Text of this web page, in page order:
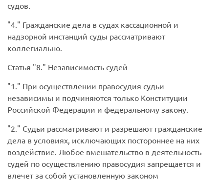
судов.
4.
Гражданские дела в судах кассационной и
надзорной инстанций суды рассматривают
коллегиально.
Статья
8.
Независимость судей
1.
При осуществлении правосудия судьи
независимы и подчиняются только Конституции
Российской Федерации и федеральному закону.
2.
Судьи рассматривают и разрешают гражданские
дела в условиях, исключающих постороннее на них
воздействие. Любое вмешательство в деятельность
судей по осуществлению правосудия запрещается и
влечет за собой установленную законом